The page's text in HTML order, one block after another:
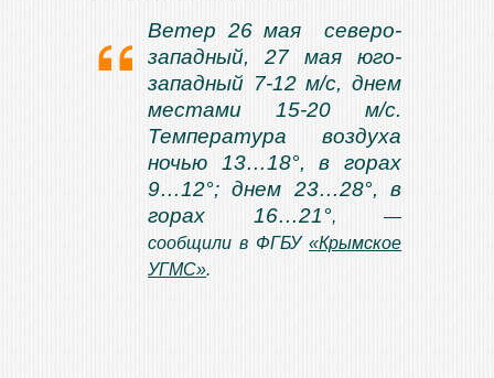
Ветер 26 мая северо-
западный, 27 мая юго-
западный 7-12 м/с, днем
местами 15-20 м/с.
Температура воздуха
ночью 13…18°, в горах
9…12°; днем 23…28°, в
горах 16…21°, —
сообщили в ФГБУ «Крымское
УГМС».